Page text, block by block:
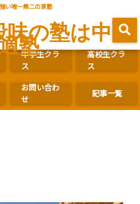
い唯一無二の家塾
味の塾は中
塾
中学生クラ
ス
高校生クラ
ス
お問い合わ
せ
記事一覧